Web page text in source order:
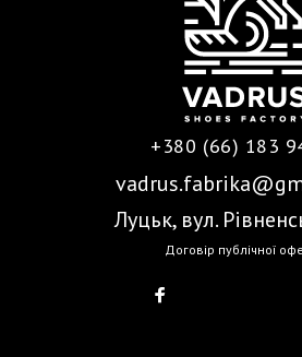
+380 (66) 183
Луцьк, вул.
Договір публічної